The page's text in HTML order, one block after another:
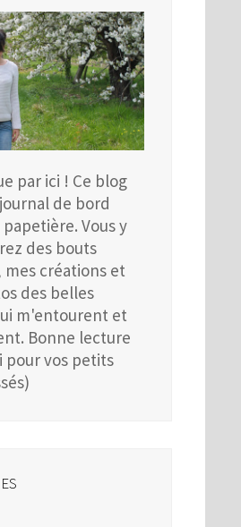
par ici ! Ce blog
de bord
Vous y
des bouts
créations et
des belles
m'entourent et
Bonne lecture
pour vos petits